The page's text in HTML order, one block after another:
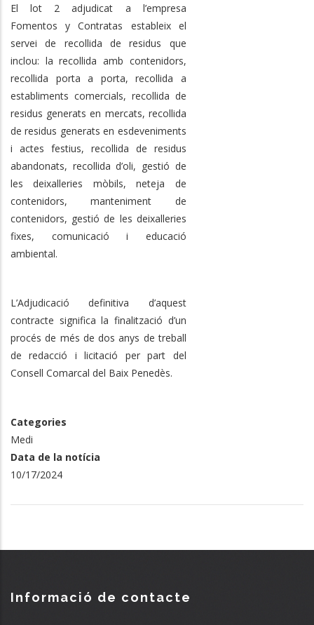
El lot 2 adjudicat a l’empresa
Fomentos y Contratas estableix el
servei de recollida de residus que
inclou: la recollida amb contenidors,
recollida porta a porta, recollida a
establiments comercials, recollida de
residus generats en mercats, recollida
de residus generats en esdeveniments
i actes festius, recollida de residus
abandonats, recollida d’oli, gestió de
les deixalleries mòbils, neteja de
contenidors, manteniment de
contenidors, gestió de les deixalleries
fixes, comunicació i educació
ambiental.
L’Adjudicació definitiva d’aquest
contracte significa la finalització d’un
procés de més de dos anys de treball
de redacció i licitació per part del
Consell Comarcal del Baix Penedès.
Categories
Medi
Data de la notícia
10/17/2024
Informació de contacte